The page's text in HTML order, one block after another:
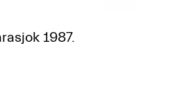
1987.